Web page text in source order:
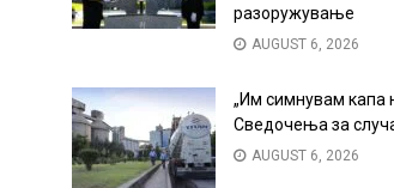
разоружување
AUGUST 6, 2026
„Им симнувам капа
Сведочења за
AUGUST 6, 2026